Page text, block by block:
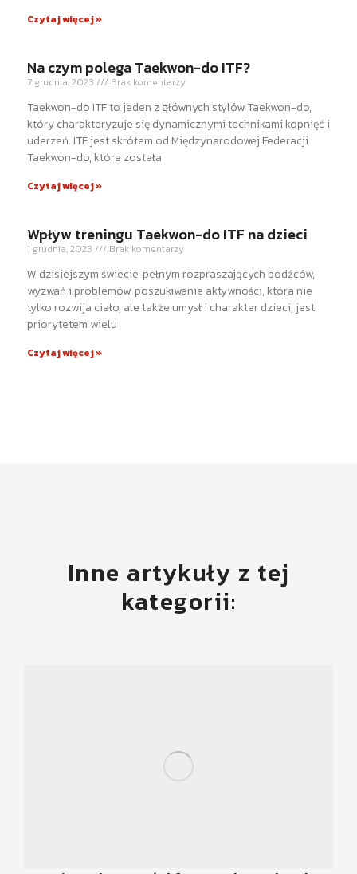
Czytaj więcej »
Na czym polega Taekwon-do ITF?
7 grudnia, 2023 Brak komentarzy
Taekwon-do ITF to jeden z głównych stylów Taekwon-do,
który charakteryzuje się dynamicznymi technikami kopnięć i
uderzeń. ITF jest skrótem od Międzynarodowej Federacji
Taekwon-do, która została
Czytaj więcej »
Wpływ treningu Taekwon-do ITF na dzieci
1 grudnia, 2023 Brak komentarzy
W dzisiejszym świecie, pełnym rozpraszających bodźców,
wyzwań i problemów, poszukiwanie aktywności, która nie
tylko rozwija ciało, ale także umysł i charakter dzieci, jest
priorytetem wielu
Czytaj więcej »
Inne artykuły z tej
kategorii: